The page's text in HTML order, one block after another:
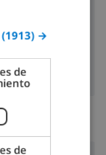
(1913) →
de
de